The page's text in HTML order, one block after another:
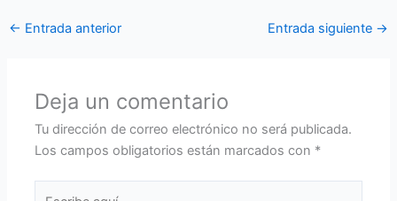
← Entrada anterior Entrada siguiente →
Deja un comentario
Tu dirección de correo electrónico no será publicada.
Los campos obligatorios están marcados con *